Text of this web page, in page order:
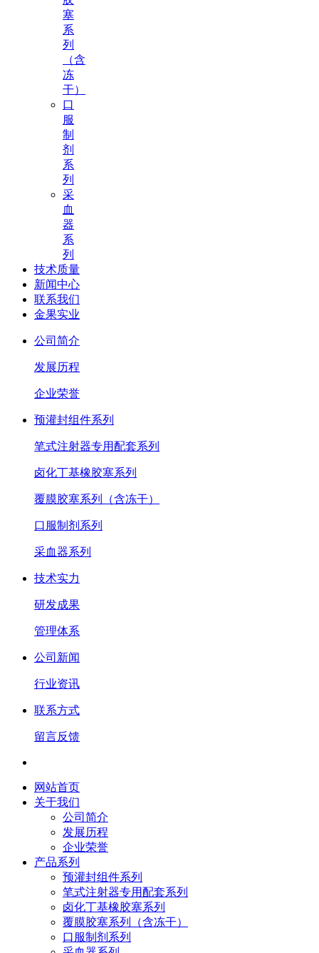
塞
系
列
（含
冻
干）
口
服
制
剂
系
列
采
血
器
系
列
技术质量
新闻中心
联系我们
金果实业
公司简介
发展历程
企业荣誉
预灌封组件系列
笔式注射器专用配套系列
卤化丁基橡胶塞系列
覆膜胶塞系列（含冻干）
口服制剂系列
采血器系列
技术实力
研发成果
管理体系
公司新闻
行业资讯
联系方式
留言反馈
网站首页
关于我们
公司简介
发展历程
企业荣誉
产品系列
预灌封组件系列
笔式注射器专用配套系列
卤化丁基橡胶塞系列
覆膜胶塞系列（含冻干）
口服制剂系列